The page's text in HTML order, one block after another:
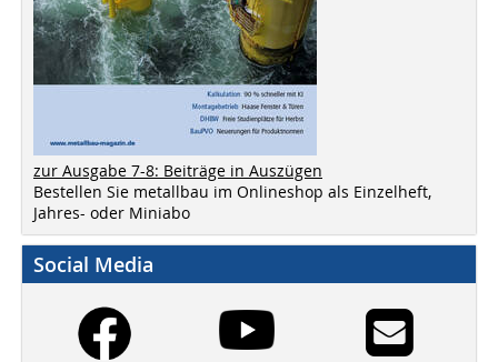
zur Ausgabe 7-8: Beiträge in Auszügen
Bestellen Sie metallbau im Onlineshop als Einzelheft,
Jahres- oder Miniabo
Social Media